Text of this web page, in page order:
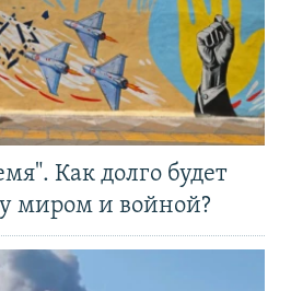
Как долго будет
миром и войной?